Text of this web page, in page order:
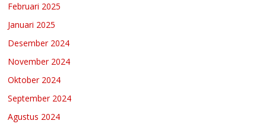
Februari 2025
Januari 2025
Desember 2024
November 2024
Oktober 2024
September 2024
Agustus 2024